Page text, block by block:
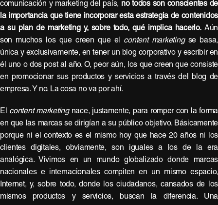
comunicación y marketing del país, no todos son conscientes de
la importancia que tiene incorporar esta estrategia de contenidos
a su plan de marketing y, sobre todo, qué implica hacerlo. Aún
son muchos los que creen que el content marketingse basa,
única y exclusivamente, en tener un blog corporativo y escribir en
él uno o dos post al año. O, peor aún, los que creen que consiste
en promocionar sus productos y servicios a través del blog de
empresa. Y no. La cosa no va por ahí.
El content marketingnace, justamente, para romper con la forma
en que las marcas se dirigían a su público objetivo. Básicamente
porque ni el contexto es el mismo hoy que hace 20 años ni los
clientes digitales, obviamente, son iguales a los de la era
analógica. Vivimos en un mundo globalizado donde marcas
nacionales e internacionales compiten en un mismo espacio,
Internet, y, sobre todo, donde los ciudadanos, cansados de los
mismos productos y servicios, buscan la diferencia. Una